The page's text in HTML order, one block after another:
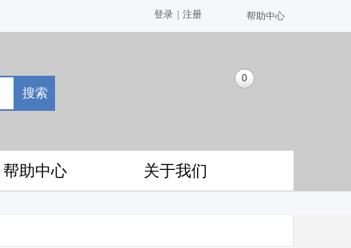
登录 注册 帮助中心
0
搜索
帮助中心 关于我们